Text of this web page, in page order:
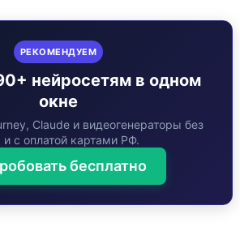
РЕКОМЕНДУЕМ
нейросетям в одном
окне
Claude и видеогенераторы без
и с оплатой картами РФ.
бесплатно